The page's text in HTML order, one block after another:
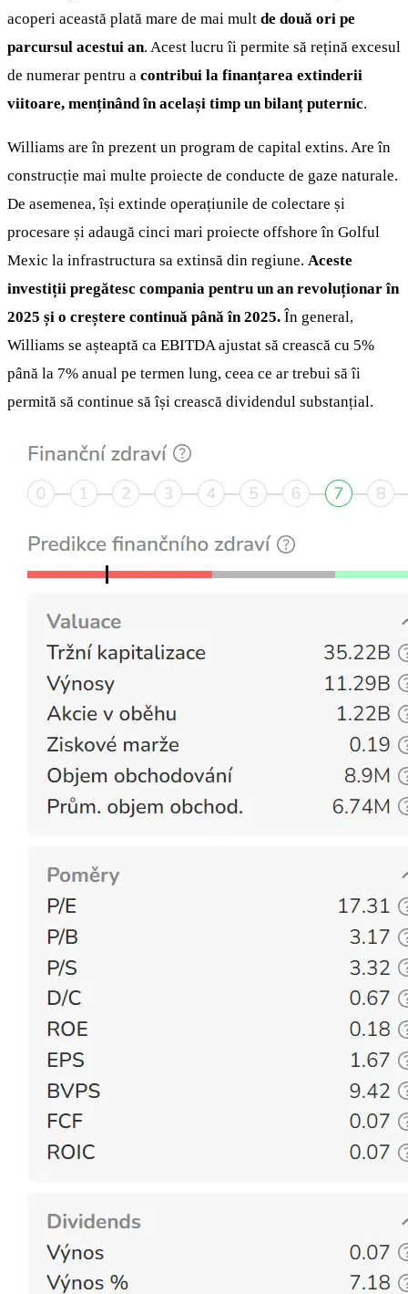
acoperi această plată mare de mai mult de două ori pe
parcursul acestui an. Acest lucru îi permite să rețină excesul
de numerar pentru a contribui la finanțarea extinderii
viitoare, menținând în același timp un bilanț puternic.
Williams are în prezent un program de capital extins. Are în
construcție mai multe proiecte de conducte de gaze naturale.
De asemenea, își extinde operațiunile de colectare și
procesare și adaugă cinci mari proiecte offshore în Golful
Mexic la infrastructura sa extinsă din regiune. Aceste
investiții pregătesc compania pentru un an revoluționar în
2025 și o creștere continuă până în 2025. În general,
Williams se așteaptă ca EBITDA ajustat să crească cu 5%
până la 7% anual pe termen lung, ceea ce ar trebui să îi
permită să continue să își crească dividendul substanțial.